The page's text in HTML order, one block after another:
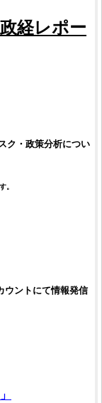
経レポー
ク・政策分析につい
。
ントにて情報発信